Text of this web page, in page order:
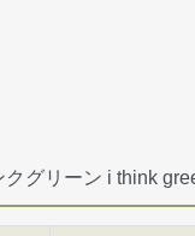
グリーン i think